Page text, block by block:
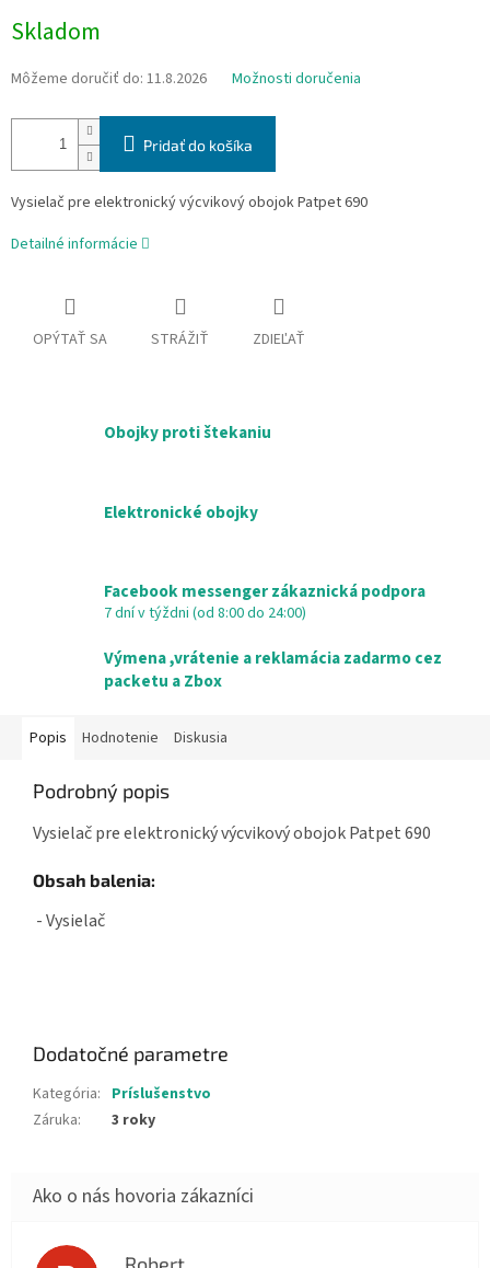
cena:
Skladom
Môžeme doručiť do: 11.8.2026 Možnosti doručenia
Pridať do košíka
Vysielač pre elektronický výcvikový obojok Patpet 690
Detailné informácie
OPÝTAŤ SA STRÁŽIŤ ZDIEĽAŤ
Obojky proti štekaniu
Elektronické obojky
Facebook messenger zákaznická podpora
7 dní v týždni (od 8:00 do 24:00)
Výmena ,vrátenie a reklamácia zadarmo cez
packetu a Zbox
Popis Hodnotenie Diskusia
Podrobný popis
Vysielač pre elektronický výcvikový obojok Patpet 690
Obsah balenia:
- Vysielač
Dodatočné parametre
Kategória: Príslušenstvo
Záruka: 3 roky